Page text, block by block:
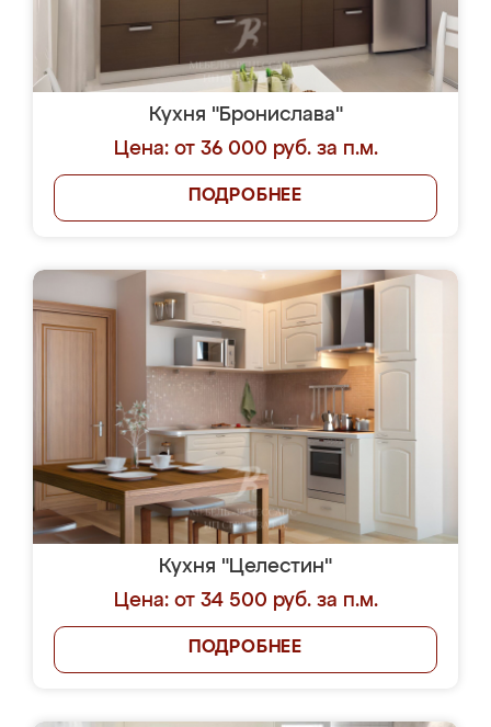
Кухня "Бронислава"
Цена: от 36 000 руб. за п.м.
ПОДРОБНЕЕ
Кухня "Целестин"
Цена: от 34 500 руб. за п.м.
ПОДРОБНЕЕ